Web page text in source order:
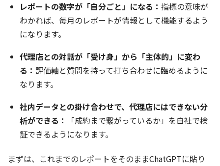
レポートの数字が「自分ごと」になる： 指標の意味が
わかれば、毎月のレポートが情報として機能するよう
になります。
代理店との対話が「受け身」から「主体的」に変わ
る： 評価軸と質問を持って打ち合わせに臨めるように
なります。
社内データとの掛け合わせで、代理店にはできない分
析ができる：
「成約まで繋がっているか」を自社で検
証できるようになります。
まずは、これまでのレポートをそのままChatGPTに貼り